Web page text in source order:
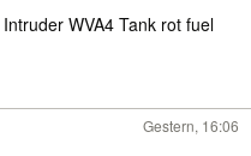
WVA4 Tank rot fuel
Gestern, 16:06